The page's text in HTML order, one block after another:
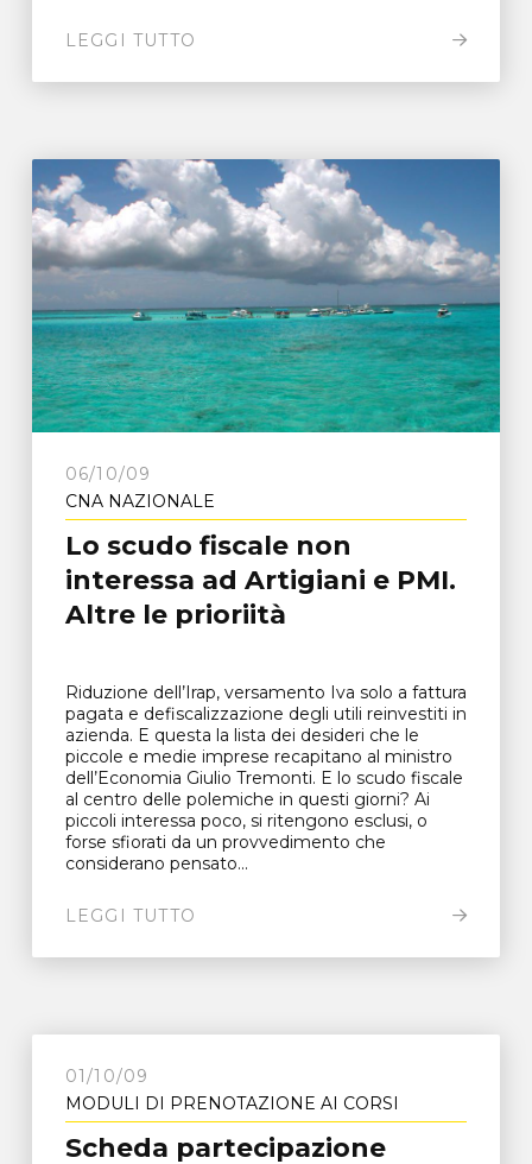
LEGGI TUTTO
06/10/09
CNA NAZIONALE
Lo scudo fiscale non
interessa ad Artigiani e PMI.
Altre le prioriità
Riduzione dell’Irap, versamento Iva solo a fattura
pagata e defiscalizzazione degli utili reinvestiti in
azienda. E questa la lista dei desideri che le
piccole e medie imprese recapitano al ministro
dell’Economia Giulio Tremonti. E lo scudo fiscale
al centro delle polemiche in questi giorni? Ai
piccoli interessa poco, si ritengono esclusi, o
forse sfiorati da un provvedimento che
considerano pensato...
LEGGI TUTTO
01/10/09
MODULI DI PRENOTAZIONE AI CORSI
Scheda partecipazione